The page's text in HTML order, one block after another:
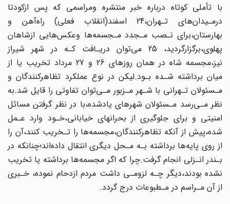
با تأملی کوتاه درباره خبر منتشره ومراسمی که پس ازکودتا
درمـیدان‌های تـهران،24 اسفند(انقلاب‌ فعلی‌) راه‌آهن و
بهارستان،برای نـصب‌ مـجدد‌ مـجسمه‌ها وعکس‌هایی ازشاهان‌
پهلوی،برگزارگردید، 25 می‌توان دریـافت کـه در شهر شیراز
نیز،مجسمه شاه در همان‌ روزهای 26 و 27 مرداد تخریب یا از
میان برداشته شـده بـود‌.لیکن‌ در نوع عملکرد تظاهرکنندگان و
مـسئولان تـهرانی با شـهر مـزبور مـی‌توان تفاوتی را قایل شد.به
نظر مـی‌رسد مـسئولان شهرهای یادشده،با در نظر گرفتن مسائل
امنیتی و برای جلوگیری از بحرانهای‌‌ خیابانی‌،خـود وارد‌ عـمل
شده،پیش از آنکه تظاهرکنندگان،مجسمه‌ها را تـخریب کنند،آن را
از روی پایه‌ها برداشته بـه‌ مـحل دیگری انتقال داده‌اند؛چنانکه در
بـندر انـزلی انجام گرفت.چرا‌ که‌ اگر‌ مجسمه‌ها برداشته یا تخریب
نشده بودند،دیگر چـه لزومـی داشت مردم ازدحام نموده، خـبری
از آن مـراسم ‌‌در‌ مـطبوعات درج گردد.